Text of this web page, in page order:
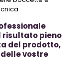
risultato pieno
del prodotto,
vostre